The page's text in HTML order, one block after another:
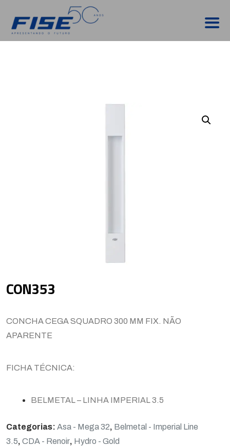
CON353
CONCHA CEGA SQUADRO 300 MM FIX. NÃO
APARENTE
FICHA TÉCNICA:
BELMETAL – LINHA IMPERIAL 3.5
Categorias: Asa - Mega 32, Belmetal - Imperial Line
3.5, CDA - Renoir, Hydro - Gold